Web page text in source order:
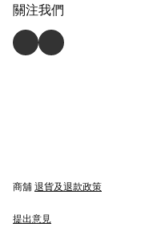
關注我們
商舖 退貨及退款政策
提出意見